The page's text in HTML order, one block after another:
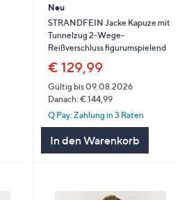
Neu
STRANDFEIN Jacke Kapuze mit
Tunnelzug 2-Wege-
Reißverschluss figurumspielend
€ 129,99
Gültig bis 09.08.2026
Danach: € 144,99
Q Pay: Zahlung in 3 Raten
In den Warenkorb